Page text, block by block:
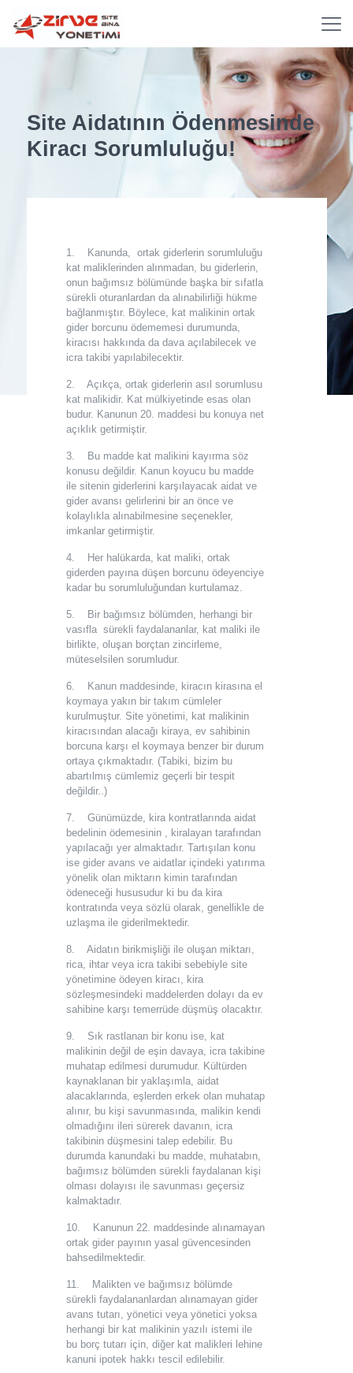
Site Aidatının Ödenmesinde
Kiracı Sorumluluğu!
1. Kanunda, ortak giderlerin sorumluluğu
kat maliklerinden alınmadan, bu giderlerin,
onun bağımsız bölümünde başka bir sıfatla
sürekli oturanlardan da alınabilirliği hükme
bağlanmıştır. Böylece, kat malikinin ortak
gider borcunu ödememesi durumunda,
kiracısı hakkında da dava açılabilecek ve
icra takibi yapılabilecektir.
2. Açıkça, ortak giderlerin asıl sorumlusu
kat malikidir. Kat mülkiyetinde esas olan
budur. Kanunun 20. maddesi bu konuya net
açıklık getirmiştir.
3. Bu madde kat malikini kayırma söz
konusu değildir. Kanun koyucu bu madde
ile sitenin giderlerini karşılayacak aidat ve
gider avansı gelirlerini bir an önce ve
kolaylıkla alınabilmesine seçenekler,
imkanlar getirmiştir.
4. Her halükarda, kat maliki, ortak
giderden payına düşen borcunu ödeyenciye
kadar bu sorumluluğundan kurtulamaz.
5. Bir bağımsız bölümden, herhangi bir
vasıfla sürekli faydalananlar, kat maliki ile
birlikte, oluşan borçtan zincirleme,
müteselsilen sorumludur.
6. Kanun maddesinde, kiracın kirasına el
koymaya yakın bir takım cümleler
kurulmuştur. Site yönetimi, kat malikinin
kiracısından alacağı kiraya, ev sahibinin
borcuna karşı el koymaya benzer bir durum
ortaya çıkmaktadır. (Tabiki, bizim bu
abartılmış cümlemiz geçerli bir tespit
değildir..)
7. Günümüzde, kira kontratlarında aidat
bedelinin ödemesinin , kiralayan tarafından
yapılacağı yer almaktadır. Tartışılan konu
ise gider avans ve aidatlar içindeki yatırıma
yönelik olan miktarın kimin tarafından
ödeneceği hususudur ki bu da kira
kontratında veya sözlü olarak, genellikle de
uzlaşma ile giderilmektedir.
8. Aidatın birikmişliği ile oluşan miktarı,
rica, ihtar veya icra takibi sebebiyle site
yönetimine ödeyen kiracı, kira
sözleşmesindeki maddelerden dolayı da ev
sahibine karşı temerrüde düşmüş olacaktır.
9. Sık rastlanan bir konu ise, kat
malikinin değil de eşin davaya, icra takibine
muhatap edilmesi durumudur. Kültürden
kaynaklanan bir yaklaşımla, aidat
alacaklarında, eşlerden erkek olan muhatap
alınır, bu kişi savunmasında, malikin kendi
olmadığını ileri sürerek davanın, icra
takibinin düşmesini talep edebilir. Bu
durumda kanundaki bu madde, muhatabın,
bağımsız bölümden sürekli faydalanan kişi
olması dolayısı ile savunması geçersiz
kalmaktadır.
10. Kanunun 22. maddesinde alınamayan
ortak gider payının yasal güvencesinden
bahsedilmektedir.
11. Malikten ve bağımsız bölümde
sürekli faydalananlardan alınamayan gider
avans tutarı, yönetici veya yönetici yoksa
herhangi bir kat malikinin yazılı istemi ile
bu borç tutarı için, diğer kat malikleri lehine
kanuni ipotek hakkı tescil edilebilir.